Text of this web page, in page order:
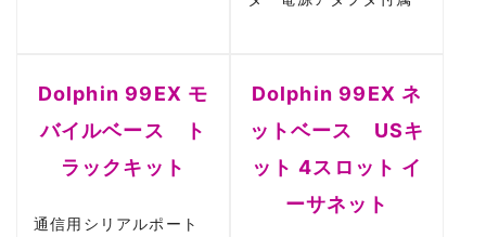
Dolphin 99EX モ
バイルベース ト
ラックキット
通信用シリアルポート
Dolphin 99EX ネ
ットベース USキ
ット 4スロット イ
ーサネット